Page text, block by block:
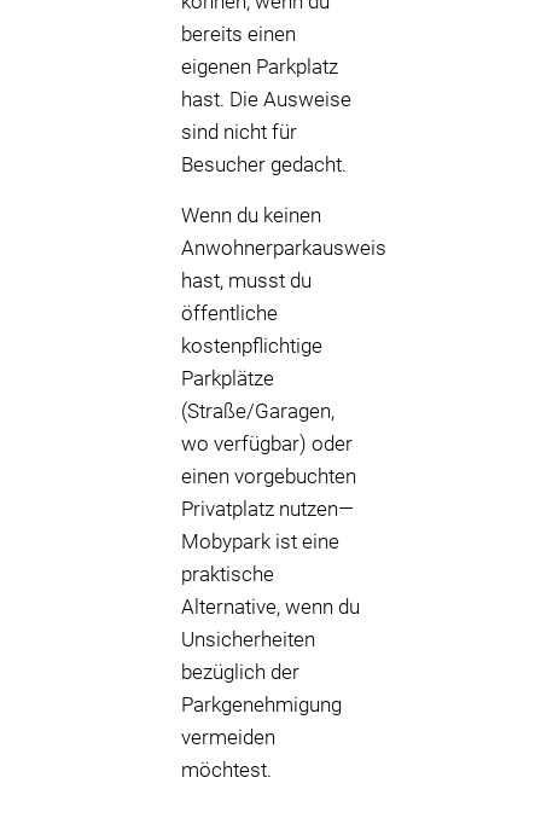
bereits einen
eigenen Parkplatz
hast. Die Ausweise
sind nicht für
Besucher gedacht.
Wenn du keinen
Anwohnerparkausweis
hast, musst du
öffentliche
kostenpflichtige
Parkplätze
(Straße/Garagen,
wo verfügbar) oder
einen vorgebuchten
Privatplatz nutzen—
Mobypark ist eine
praktische
Alternative, wenn du
Unsicherheiten
bezüglich der
Parkgenehmigung
vermeiden
möchtest.